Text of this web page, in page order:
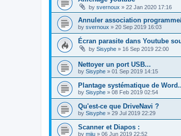
by svernoux » 22 Jan 2020 17:16
Annuler association
by svernoux » 20 Sep 2019 16:03
Écran parasite dans Youtube
by Sisyphe » 16 Sep 2019 22:00
Nettoyer un port USB...
by Sisyphe » 01 Sep 2019 14:15
Plantage systématique de
by Sisyphe » 08 Feb 2019 02:54
Qu'est-ce que DriveNavi ?
by Sisyphe » 29 Jul 2019 22:29
Scanner et Diapos :
by miju » 06 Jun 2019 22:52